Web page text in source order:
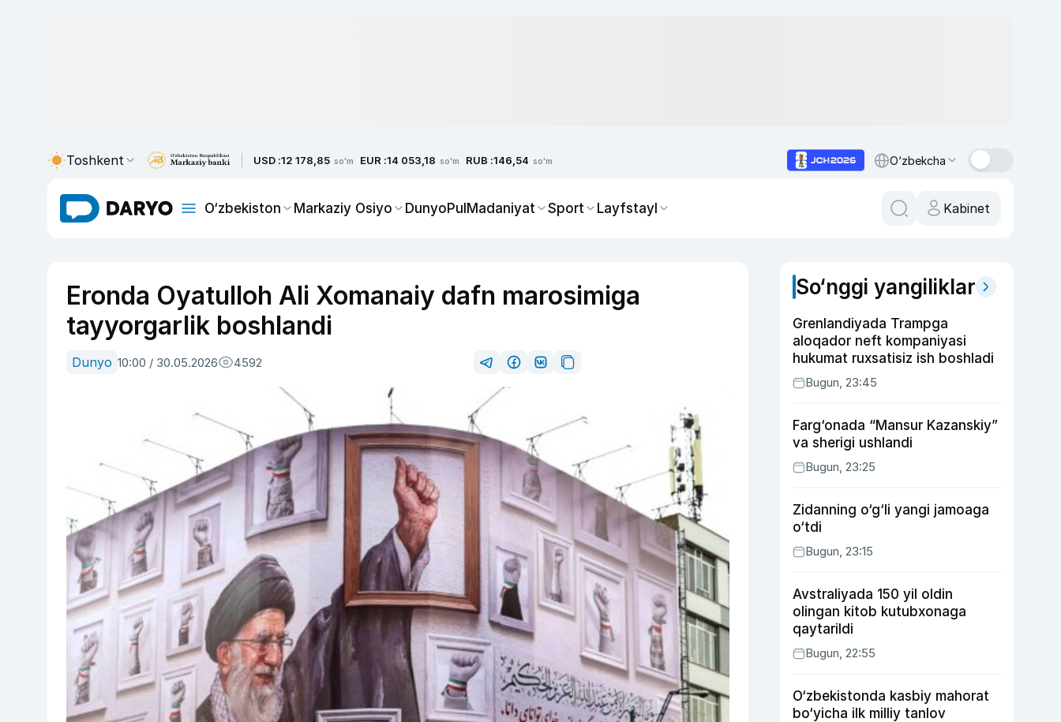
Toshkent USD :12 178,85 so'm EUR :14 053,18 so'm RUB :146,54 so'm O‘zbekcha
O‘zbekiston Markaziy Osiyo DunyoPulMadaniyat Sport Layfstayl Kabinet
Eronda Oyatulloh Ali Xomanaiy dafn marosimiga
tayyorgarlik boshlandi
Dunyo 10:00 / 30.05.2026 4592
So‘nggi yangiliklar
Grenlandiyada Trampga
aloqador neft kompaniyasi
hukumat ruxsatisiz ish boshladi
Bugun, 23:45
Farg‘onada “Mansur Kazanskiy”
va sherigi ushlandi
Bugun, 23:25
Zidanning o‘g‘li yangi jamoaga
o‘tdi
Bugun, 23:15
Avstraliyada 150 yil oldin
olingan kitob kutubxonaga
qaytarildi
Bugun, 22:55
O‘zbekistonda kasbiy mahorat
bo‘yicha ilk milliy tanlov